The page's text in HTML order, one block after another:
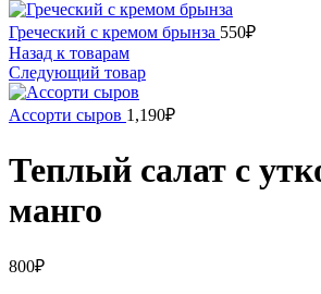
Греческий с кремом брынза 550₽
Назад к товарам
Следующий товар
Ассорти сыров 1,190₽
Теплый салат с
манго
800₽